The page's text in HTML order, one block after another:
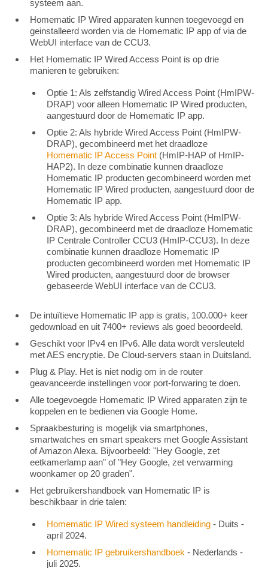
systeem aan.
Homematic IP Wired apparaten kunnen toegevoegd en
geinstalleerd worden via de Homematic IP app of via de
WebUI interface van de CCU3.
Het Homematic IP Wired Access Point is op drie
manieren te gebruiken:
Optie 1: Als zelfstandig Wired Access Point (HmIPW-
DRAP) voor alleen Homematic IP Wired producten,
aangestuurd door de Homematic IP app.
Optie 2: Als hybride Wired Access Point (HmIPW-
DRAP), gecombineerd met het draadloze
Homematic IP Access Point (HmIP-HAP of HmIP-
HAP2). In deze combinatie kunnen draadloze
Homematic IP producten gecombineerd worden met
Homematic IP Wired producten, aangestuurd door de
Homematic IP app.
Optie 3: Als hybride Wired Access Point (HmIPW-
DRAP), gecombineerd met de draadloze Homematic
IP Centrale Controller CCU3 (HmIP-CCU3). In deze
combinatie kunnen draadloze Homematic IP
producten gecombineerd worden met Homematic IP
Wired producten, aangestuurd door de browser
gebaseerde WebUI interface van de CCU3.
De intuïtieve Homematic IP app is gratis, 100.000+ keer
gedownload en uit 7400+ reviews als goed beoordeeld.
Geschikt voor IPv4 en IPv6. Alle data wordt versleuteld
met AES encryptie. De Cloud-servers staan in Duitsland.
Plug & Play. Het is niet nodig om in de router
geavanceerde instellingen voor port-forwaring te doen.
Alle toegevoegde Homematic IP Wired apparaten zijn te
koppelen en te bedienen via Google Home.
Spraakbesturing is mogelijk via smartphones,
smartwatches en smart speakers met Google Assistant
of Amazon Alexa. Bijvoorbeeld: "Hey Google, zet
eetkamerlamp aan" of "Hey Google, zet verwarming
woonkamer op 20 graden".
Het gebruikershandboek van Homematic IP is
beschikbaar in drie talen:
Homematic IP Wired systeem handleiding - Duits -
april 2024.
Homematic IP gebruikershandboek - Nederlands -
juli 2025.